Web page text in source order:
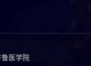
医学院